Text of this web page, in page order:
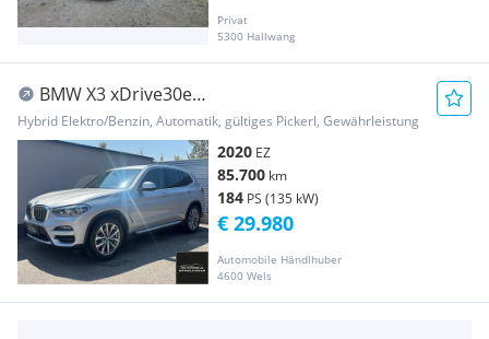
Privat
5300 Hallwang
BMW X3 xDrive30e
XLINE/AD.LED/HIFI/HEADUP/PARKASS/L...
Hybrid Elektro/Benzin, Automatik, gültiges Pickerl, Gewährleistung
2020 EZ
85.700 km
184 PS (135 kW)
Automobile Händlhuber
4600 Wels
€ 29.980